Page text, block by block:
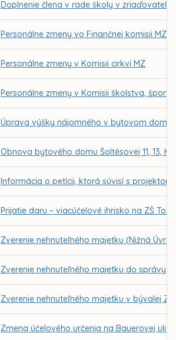
Doplnenie člena v rade školy v
Personálne zmeny vo Finančnej komisii MZ
Personálne zmeny v Komisii cirkví MZ
Personálne zmeny v Komisii školstva,
Úprava výšky nájomného v bytovom dome
Obnova bytového domu Šoltésovej 11, 13,
Informácia o petícii, ktorá súvisí s
Prijatie daru – viacúčelové ihrisko na ZŠ
Zverenie nehnuteľného majetku (Nižná
Zverenie nehnuteľného majetku do správy
Zverenie nehnuteľného majetku v bývalej
Zmena účelového určenia na Bauerovej ulici